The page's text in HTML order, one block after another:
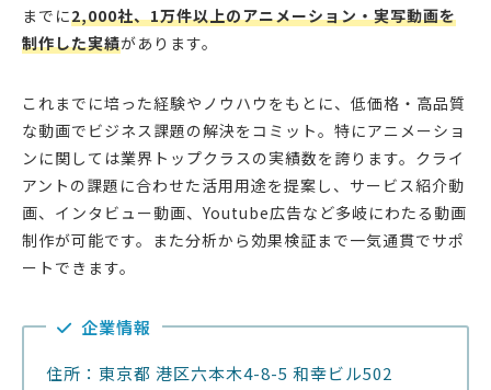
までに2,000社、1万件以上のアニメーション・実写動画を
制作した実績があります。
これまでに培った経験やノウハウをもとに、低価格・高品質
な動画でビジネス課題の解決をコミット。特にアニメーショ
ンに関しては業界トップクラスの実績数を誇ります。クライ
アントの課題に合わせた活用用途を提案し、サービス紹介動
画、インタビュー動画、Youtube広告など多岐にわたる動画
制作が可能です。また分析から効果検証まで一気通貫でサポ
ートできます。
企業情報
住所：東京都 港区六本木4-8-5 和幸ビル502